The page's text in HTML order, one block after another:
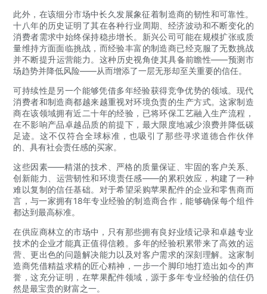
此外，在该细分市场中长久发展象征着制造商的韧性和可靠性。
十八年的历史证明了其在各种行业周期、经济波动和不断变化的
消费者需求中始终保持稳步增长。新兴公司可能在规模扩张或质
量维持方面面临挑战，而经验丰富的制造商已经克服了无数挑战
并不断提升运营能力。这种历史视角使其具备前瞻性——预测市
场趋势并降低风险——从而增添了一层无形却至关重要的信任。
可持续性是另一个能够凭借多年经验获得竞争优势的领域。现代
消费者和制造商都越来越重视对环境负责的生产方式。这家制造
商在该领域拥有近二十年的经验，已将环保工艺融入生产流程，
在不影响产品卓越品质的前提下，最大限度地减少浪费并降低碳
足迹。这不仅符合全球标准，也吸引了那些寻求道德合作伙伴
的、具有社会责任感的买家。
这些因素——精湛的技术、严格的质量保证、牢固的客户关系、
创新能力、运营韧性和环境责任感——的累积效应，构建了一种
难以复制的信任基础。对于希望采购苹果配件的企业和零售商而
言，与一家拥有18年专业经验的制造商合作，能够确保每个组件
都达到最高标准。
在供应商林立的市场中，只有那些拥有良好业绩记录和卓越专业
技术的企业才能真正值得信赖。多年的经验积累带来了高效的运
营、更出色的问题解决能力以及对客户需求的深刻理解。这家制
造商凭借精益求精的匠心精神，一步一个脚印地打造出如今的声
誉，这充分证明，在苹果配件领域，源于多年专业经验的信任仍
然是最宝贵的财富之一。